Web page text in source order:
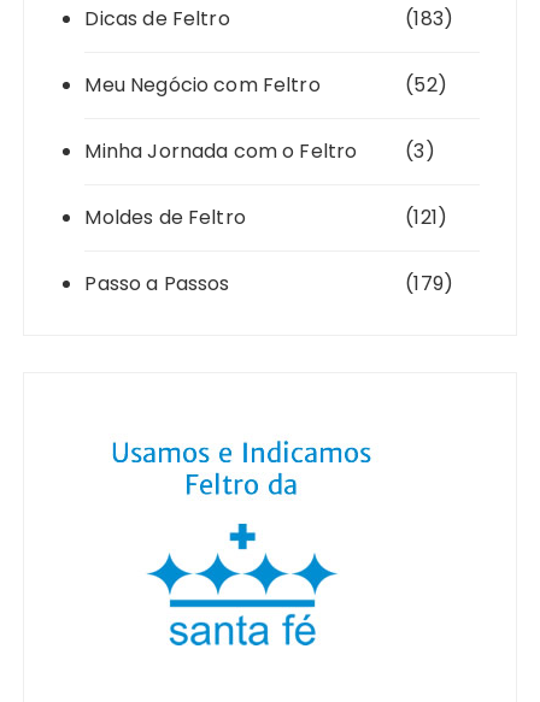
Dicas de Feltro (183)
Meu Negócio com Feltro (52)
Minha Jornada com o Feltro (3)
Moldes de Feltro (121)
Passo a Passos (179)